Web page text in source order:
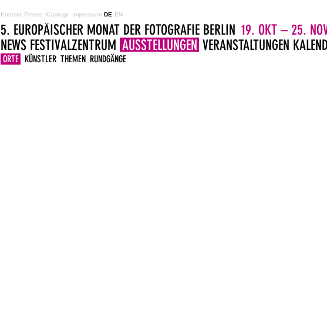
Kontakt Presse Kataloge Impressum DE EN
5. EUROPÄISCHER MONAT DER FOTOGRAFIE BERLIN 19. OKT – 25.
NEWS FESTIVALZENTRUM AUSSTELLUNGEN
ORTE KÜNSTLER THEMEN RUNDGÄNGE
VERANSTALTUNGEN